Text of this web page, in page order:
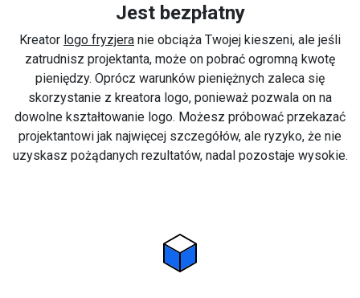
Jest bezpłatny
Kreator logo fryzjera nie obciąża Twojej kieszeni, ale jeśli
zatrudnisz projektanta, może on pobrać ogromną kwotę
pieniędzy. Oprócz warunków pieniężnych zaleca się
skorzystanie z kreatora logo, ponieważ pozwala on na
dowolne kształtowanie logo. Możesz próbować przekazać
projektantowi jak najwięcej szczegółów, ale ryzyko, że nie
uzyskasz pożądanych rezultatów, nadal pozostaje wysokie.